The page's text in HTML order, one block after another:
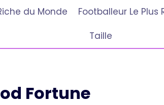
du Monde Footballeur Le Plus
Taille
Fortune